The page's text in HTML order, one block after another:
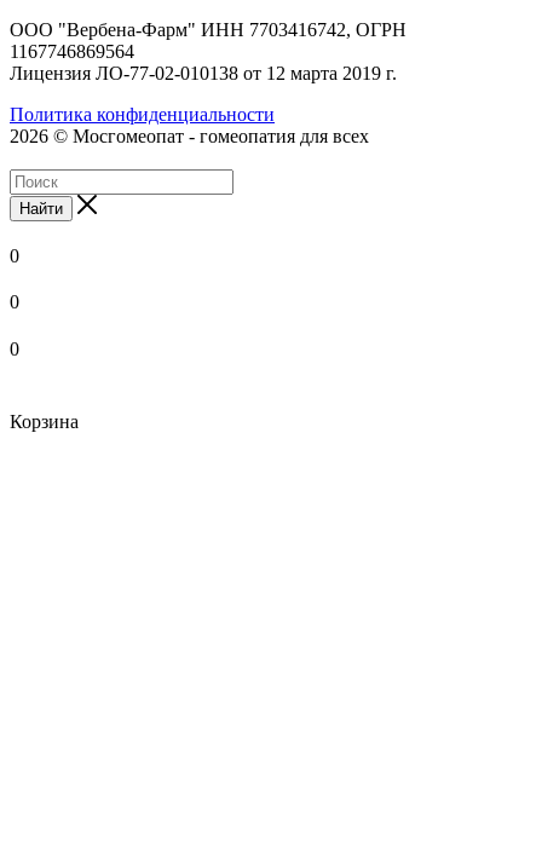
ООО "Вербена-Фарм" ИНН 7703416742, ОГРН
1167746869564
Лицензия ЛО-77-02-010138 от 12 марта 2019 г.
Политика конфиденциальности
2026 © Мосгомеопат - гомеопатия для всех
Найти
0
0
0
Корзина